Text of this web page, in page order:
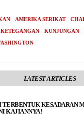
AMERIKA SERIKAT
KETEGANGAN KUNJUNGAN
LATEST ARTICLES
TERBENTUK KESADARAN
KAJIANNYA!